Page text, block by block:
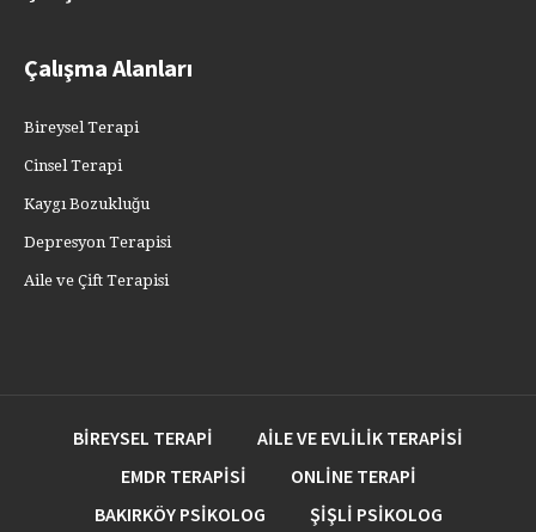
Çalışma Alanları
Bireysel Terapi
Cinsel Terapi
Kaygı Bozukluğu
Depresyon Terapisi
Aile ve Çift Terapisi
BIREYSEL TERAPI
AILE VE EVLILIK TERAPISI
EMDR TERAPISI
ONLINE TERAPI
BAKIRKÖY PSIKOLOG
ŞIŞLI PSIKOLOG